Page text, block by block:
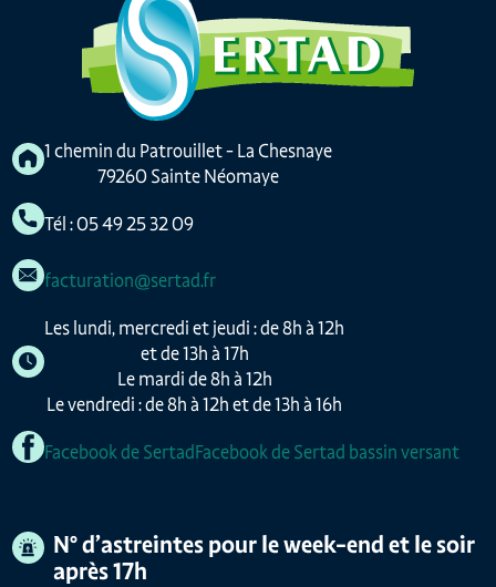
1 chemin du Patrouillet - La Chesnaye
79260 Sainte Néomaye
Tél : 05 49 25 32 09
facturation@sertad.fr
Les lundi, mercredi et jeudi : de 8h à 12h
et de 13h à 17h
Le mardi de 8h à 12h
Le vendredi : de 8h à 12h et de 13h à 16h
Facebook de SertadFacebook de Sertad bassin versant
N° d’astreintes pour le week-end et le soir
après 17h